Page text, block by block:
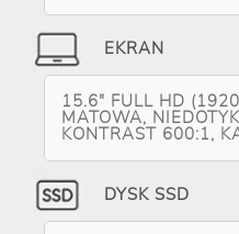
EKRAN
15.6" FULL HD
MATOWA,
KONTRAST 600:1,
DYSK SSD